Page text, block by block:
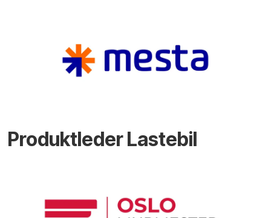
Produktleder Lastebil